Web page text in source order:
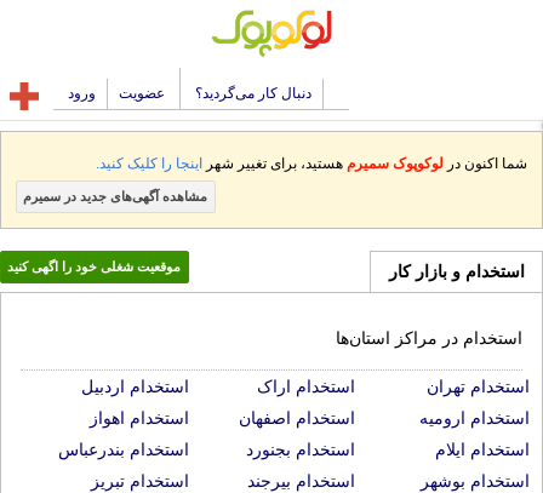
دنبال کار می‌گردید؟ عضویت ورود
شما اکنون در لوکوپوک سمیرم هستید، برای تغییر شهر اینجا را کلیک کنید.
مشاهده آگهی‌های جدید در سمیرم
استخدام و بازار کار موقعیت شغلی خود را اگهی کنید
استخدام در مراکز استان‌ها
استخدام تهران استخدام اراک
استخدام اردبیل
استخدام ارومیه
استخدام اصفهان
استخدام اهواز
استخدام ایلام
استخدام بجنورد
استخدام بندرعباس
استخدام بوشهر
استخدام بیرجند
استخدام تبریز